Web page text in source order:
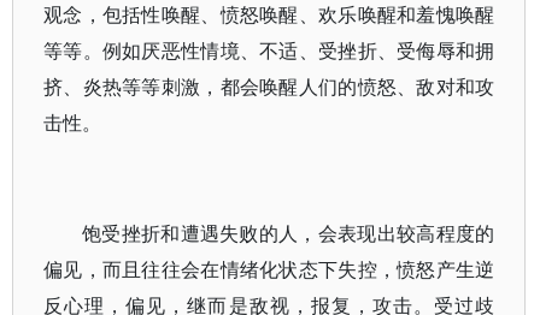
观念，包括性唤醒、愤怒唤醒、欢乐唤醒和羞愧唤醒
等等。例如厌恶性情境、不适、受挫折、受侮辱和拥
挤、炎热等等刺激，都会唤醒人们的愤怒、敌对和攻
击性。
饱受挫折和遭遇失败的人，会表现出较高程度的
偏见，而且往往会在情绪化状态下失控，愤怒产生逆
反心理，偏见，继而是敌视，报复，攻击。受过歧